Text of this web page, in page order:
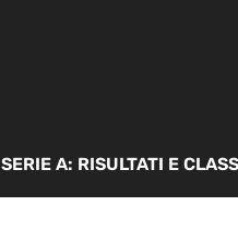
SERIE A: RISULTATI E